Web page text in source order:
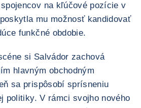
na kľúčové pozície v
mu možnosť kandidovať
funkčné obdobie.
si Salvádor zachová
hlavným obchodným
sa prispôsobí sprísneniu
politiky. V rámci svojho nového